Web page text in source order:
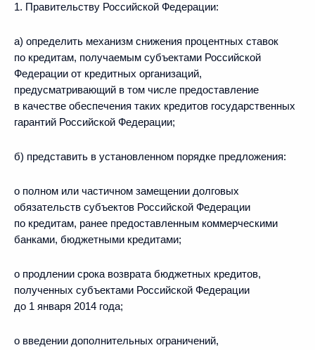
1. Правительству Российской Федерации:
а) определить механизм снижения процентных ставок
по кредитам, получаемым субъектами Российской
Федерации от кредитных организаций,
предусматривающий в том числе предоставление
в качестве обеспечения таких кредитов государственных
гарантий Российской Федерации;
б) представить в установленном порядке предложения:
о полном или частичном замещении долговых
обязательств субъектов Российской Федерации
по кредитам, ранее предоставленным коммерческими
банками, бюджетными кредитами;
о продлении срока возврата бюджетных кредитов,
полученных субъектами Российской Федерации
до 1 января 2014 года;
о введении дополнительных ограничений,